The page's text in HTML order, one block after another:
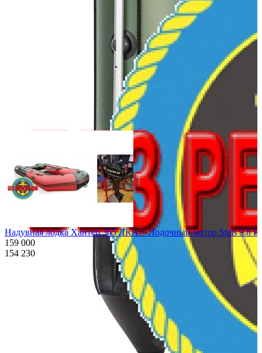
Надувная лодка Хантер 365 ЛКА + Лодочный мотор Stels 9.8
159 000
154 230